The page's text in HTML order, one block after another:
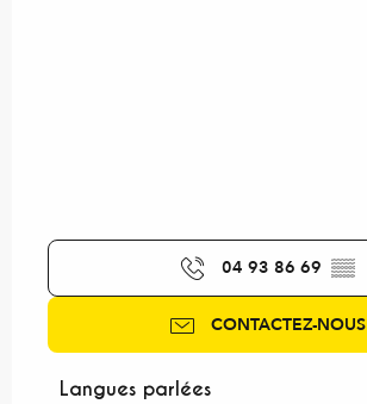
04 93 86 69 ▒▒
CONTACTEZ-NOUS
Langues parlées
Langues parlées